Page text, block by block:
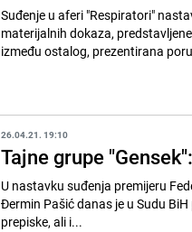
Suđenje u aferi "Respiratori"
materijalnih dokaza,
između ostalog, prezentirana
26.04.21. 19:10
Tajne grupe
U nastavku suđenja premijeru
Đermin Pašić danas je u Sudu
prepiske, ali i...